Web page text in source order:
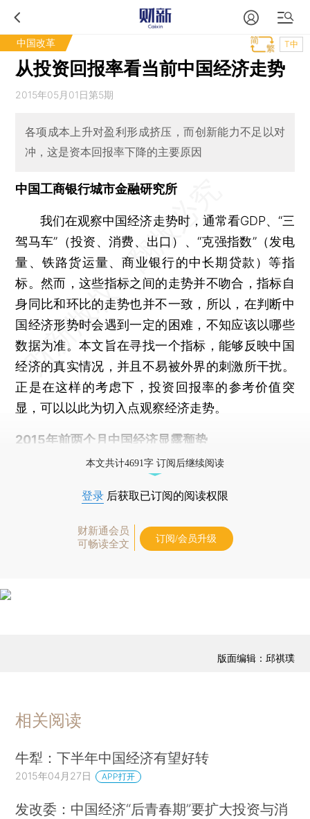
中国改革 T中
从投资回报率看当前中国经济走势
2015年05月01日第5期
各项成本上升对盈利形成挤压，而创新能力不足以对
冲，这是资本回报率下降的主要原因
中国工商银行城市金融研究所
我们在观察中国经济走势时，通常看GDP、“三
驾马车”（投资、消费、出口）、“克强指数”（发电
量、铁路货运量、商业银行的中长期贷款）等指
标。然而，这些指标之间的走势并不吻合，指标自
身同比和环比的走势也并不一致，所以，在判断中
国经济形势时会遇到一定的困难，不知应该以哪些
数据为准。本文旨在寻找一个指标，能够反映中国
经济的真实情况，并且不易被外界的刺激所干扰。
正是在这样的考虑下，投资回报率的参考价值突
显，可以以此为切入点观察经济走势。
2015年前两个月中国经济显露颓势
本文共计4691字 订阅后继续阅读
登录 后获取已订阅的阅读权限
财新通会员
可畅读全文
订阅/会员升级
版面编辑：邱祺璞
相关阅读
牛犁：下半年中国经济有望好转
2015年04月27日 APP打开
发改委：中国经济“后青春期”要扩大投资与消